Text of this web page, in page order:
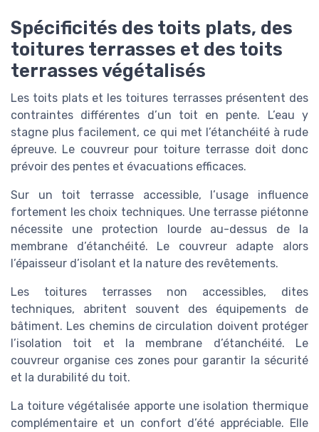
Spécificités des toits plats, des
toitures terrasses et des toits
terrasses végétalisés
Les toits plats et les toitures terrasses présentent des
contraintes différentes d’un toit en pente. L’eau y
stagne plus facilement, ce qui met l’étanchéité à rude
épreuve. Le couvreur pour toiture terrasse doit donc
prévoir des pentes et évacuations efficaces.
Sur un toit terrasse accessible, l’usage influence
fortement les choix techniques. Une terrasse piétonne
nécessite une protection lourde au-dessus de la
membrane d’étanchéité. Le couvreur adapte alors
l’épaisseur d’isolant et la nature des revêtements.
Les toitures terrasses non accessibles, dites
techniques, abritent souvent des équipements de
bâtiment. Les chemins de circulation doivent protéger
l’isolation toit et la membrane d’étanchéité. Le
couvreur organise ces zones pour garantir la sécurité
et la durabilité du toit.
La toiture végétalisée apporte une isolation thermique
complémentaire et un confort d’été appréciable. Elle